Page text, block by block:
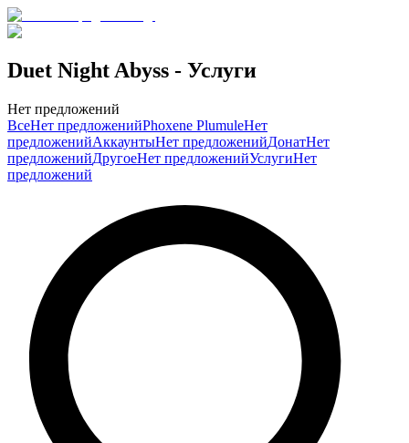
Duet Night Abyss - Услуги
Нет предложений
ВсеНет предложенийPhoxene PlumuleНет
предложенийАккаунтыНет предложенийДонатНет
предложенийДругоеНет предложенийУслугиНет
предложений